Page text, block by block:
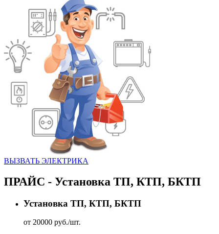
ВЫЗВАТЬ ЭЛЕКТРИКА
ПРАЙС - Установка ТП, КТП, БКТП
Установка ТП, КТП, БКТП
от 20000 руб./шт.